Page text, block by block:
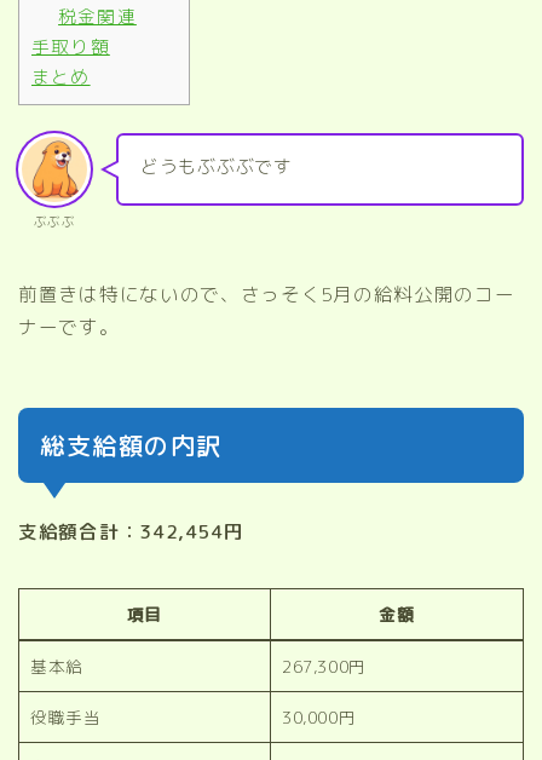
税金関連
手取り額
まとめ
ぶぶぶ
どうもぶぶぶです
前置きは特にないので、さっそく5月の給料公開のコー
ナーです。
総支給額の内訳
支給額合計：342,454円
項目 金額
基本給 267,300円
役職手当 30,000円